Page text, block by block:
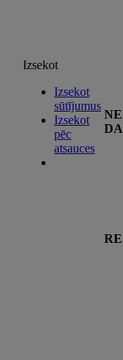
Izsekot
Izsekot
sūtījumus
Izsekot
pēc
atsauces